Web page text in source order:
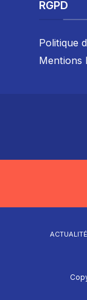
RGPD
Politique
Mentions